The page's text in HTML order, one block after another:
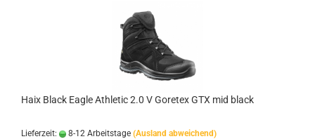
Haix Black Eagle Athletic 2.0 V Goretex GTX mid black
Lieferzeit: 8-12 Arbeitstage (Ausland abweichend)